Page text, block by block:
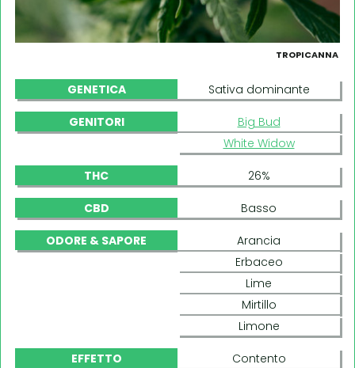
TROPICANNA
GENETICA Sativa dominante
GENITORI
Big Bud
White Widow
THC 26%
CBD Basso
ODORE & SAPORE
Arancia
Erbaceo
Lime
Mirtillo
Limone
EFFETTO
Contento